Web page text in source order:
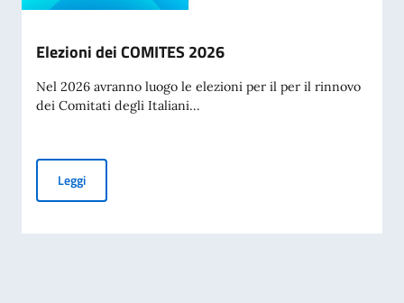
Elezioni dei COMITES 2026
Nel 2026 avranno luogo le elezioni per il per il rinnovo
dei Comitati degli Italiani...
LeggiElezioni dei COMITES 2026